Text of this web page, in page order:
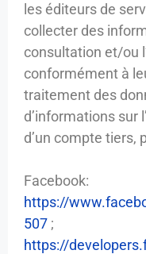
les éditeurs de
collecter des
consultation et/ou
conformément à
traitement des
d’informations sur
d’un compte tiers,
Facebook:
https://
507 ;
https://